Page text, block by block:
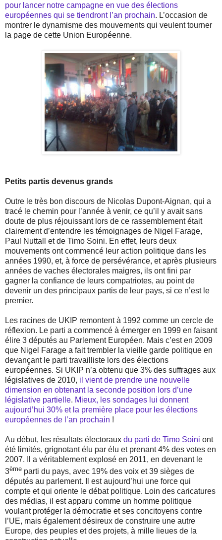
pour lancer notre campagne en vue des élections
européennes qui se tiendront l’an prochain. L’occasion de
montrer le dynamisme des mouvements qui veulent tourner
la page de cette Union Européenne.
Petits partis devenus grands
Outre le très bon discours de Nicolas Dupont-Aignan, qui a
tracé le chemin pour l’année à venir, ce qu’il y avait sans
doute de plus réjouissant lors de ce rassemblement était
clairement d’entendre les témoignages de Nigel Farage,
Paul Nuttall et de Timo Soini. En effet, leurs deux
mouvements ont commencé leur action politique dans les
années 1990, et, à force de persévérance, et après plusieurs
années de vaches électorales maigres, ils ont fini par
gagner la confiance de leurs compatriotes, au point de
devenir un des principaux partis de leur pays, si ce n’est le
premier.
Les racines de UKIP remontent à 1992 comme un cercle de
réflexion. Le parti a commencé à émerger en 1999 en faisant
élire 3 députés au Parlement Européen. Mais c’est en 2009
que Nigel Farage a fait trembler la vieille garde politique en
devançant le parti travailliste lors des élections
européennes. Si UKIP n’a obtenu que 3% des suffrages aux
législatives de 2010, il vient de prendre une nouvelle
dimension en obtenant la seconde position lors d’une
législative partielle. Mieux, les sondages lui donnent
aujourd’hui 30% et la première place pour les élections
européennes de l’an prochain !
Au début, les résultats électoraux du parti de Timo Soini ont
été limités, grignotant élu par élu et prenant 4% des votes en
2007. Il a véritablement explosé en 2011, en devenant le
3ème parti du pays, avec 19% des voix et 39 sièges de
députés au parlement. Il est aujourd’hui une force qui
compte et qui oriente le débat politique. Loin des caricatures
des médias, il est apparu comme un homme politique
voulant protéger la démocratie et ses concitoyens contre
l’UE, mais également désireux de construire une autre
Europe, des peuples et des projets, à mille lieues de la